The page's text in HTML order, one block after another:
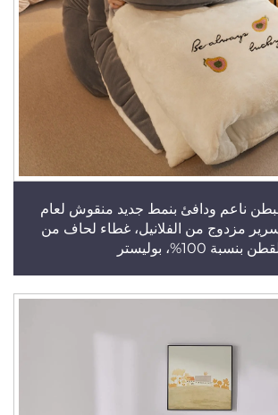
ناعم ودافئ بنمط جديد منقوش لعام
سرير مزدوج من الفلانيل، غطاء لحاف من
بنسبة 100%، بوليستر